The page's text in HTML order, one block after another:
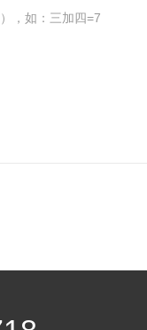
，如：三加四=7